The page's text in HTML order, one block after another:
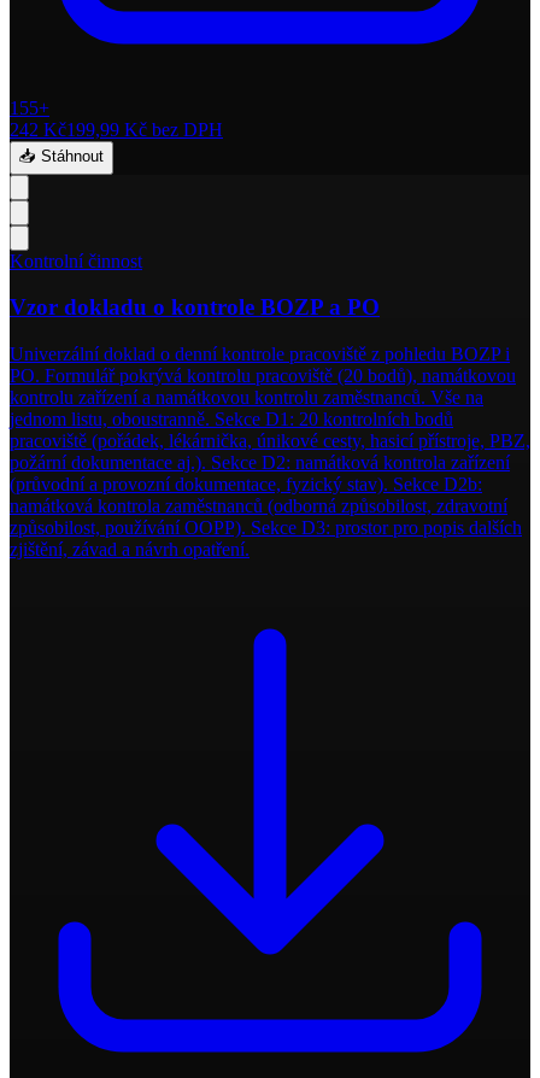
155+
242 Kč199,99 Kč bez DPH
📥 Stáhnout
Kontrolní činnost
Vzor dokladu o kontrole BOZP a PO
Univerzální doklad o denní kontrole pracoviště z pohledu BOZP i
PO. Formulář pokrývá kontrolu pracoviště (20 bodů), namátkovou
kontrolu zařízení a namátkovou kontrolu zaměstnanců. Vše na
jednom listu, oboustranně. Sekce D1: 20 kontrolních bodů
pracoviště (pořádek, lékárnička, únikové cesty, hasicí přístroje, PBZ,
požární dokumentace aj.). Sekce D2: namátková kontrola zařízení
(průvodní a provozní dokumentace, fyzický stav). Sekce D2b:
namátková kontrola zaměstnanců (odborná způsobilost, zdravotní
způsobilost, používání OOPP). Sekce D3: prostor pro popis dalších
zjištění, závad a návrh opatření.